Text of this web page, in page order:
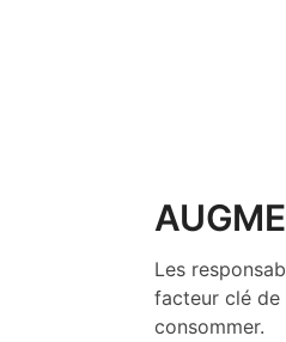
Les
facteur clé de
consommer.